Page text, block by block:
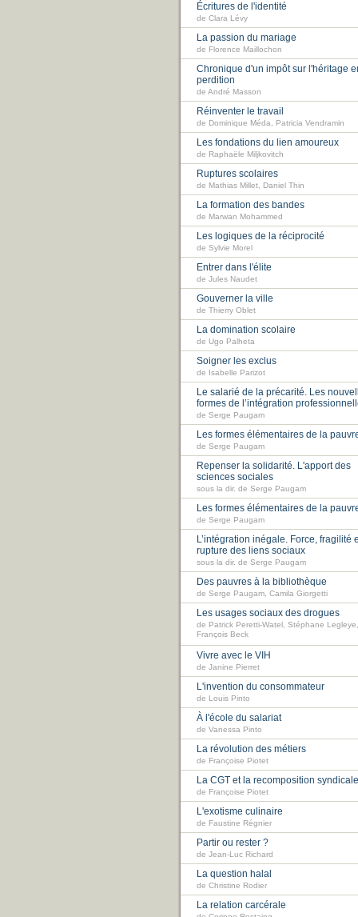
Écritures de l'identité
de Clara Lévy
La passion du mariage
de Florence Maillochon
Chronique d'un impôt sur l'héritage
perdition
de André Masson
Réinventer le travail
de Dominique Méda, Patricia Vendramin
Les fondations du lien amoureux
de Raphaële Miljkovitch
Ruptures scolaires
de Mathias Millet, Daniel Thin
La formation des bandes
de Marwan Mohammed
Les logiques de la réciprocité
de Sylvie Morel
Entrer dans l'élite
de Jules Naudet
Gouverner la ville
de Thierry Oblet
La domination scolaire
de Ugo Palheta
Soigner les exclus
de Isabelle Parizot
Le salarié de la précarité. Les
formes de l’intégration
de Serge Paugam
Les formes élémentaires de la
de Serge Paugam
Repenser la solidarité. L'apport des
sciences sociales
sous la dir. de Serge Paugam
Les formes élémentaires de la
de Serge Paugam
L’intégration inégale. Force, fragilité
rupture des liens sociaux
sous la dir. de Serge Paugam
Des pauvres à la bibliothèque
de Serge Paugam, Camila Giorgetti
Les usages sociaux des drogues
de Patrick Peretti-Watel, Stéphane Legleye,
François Beck
Vivre avec le VIH
de Janine Pierret
L'invention du consommateur
de Louis Pinto
À l'école du salariat
de Vanessa Pinto
La révolution des métiers
de Françoise Piotet
La CGT et la recomposition syndicale
de Françoise Piotet
L'exotisme culinaire
de Faustine Régnier
Partir ou rester ?
de Jean-Luc Richard
La question halal
de Christine Rodier
La relation carcérale